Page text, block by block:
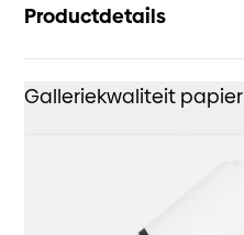
Productdetails
Galleriekwaliteit papier